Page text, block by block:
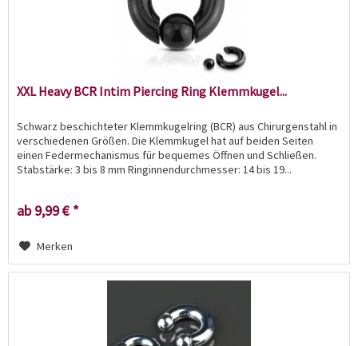
XXL Heavy BCR Intim Piercing Ring Klemmkugel...
Schwarz beschichteter Klemmkugelring (BCR) aus Chirurgenstahl in
verschiedenen Größen. Die Klemmkugel hat auf beiden Seiten
einen Federmechanismus für bequemes Öffnen und Schließen.
Stabstärke: 3 bis 8 mm Ringinnendurchmesser: 14 bis 19...
ab 9,99 € *
Merken